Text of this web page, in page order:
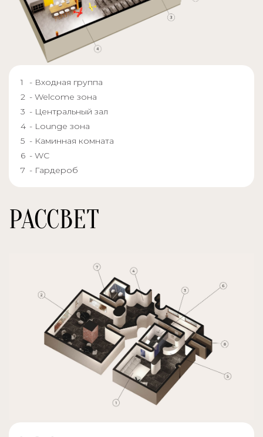
- Входная группа
- Welcome зона
- Центральный зал
- Lounge зона
- Каминная комната
- WC
- Гардероб
РАССВЕТ